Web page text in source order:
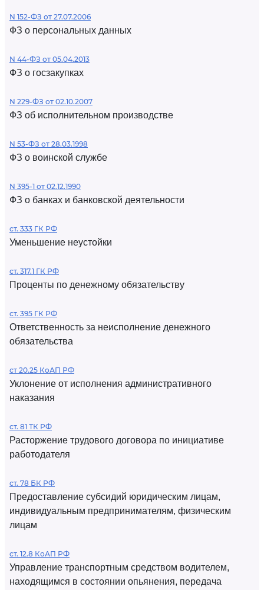
N 152-ФЗ от 27.07.2006
ФЗ о персональных данных
N 44-ФЗ от 05.04.2013
ФЗ о госзакупках
N 229-ФЗ от 02.10.2007
ФЗ об исполнительном производстве
N 53-ФЗ от 28.03.1998
ФЗ о воинской службе
N 395-1 от 02.12.1990
ФЗ о банках и банковской деятельности
ст. 333 ГК РФ
Уменьшение неустойки
ст. 317.1 ГК РФ
Проценты по денежному обязательству
ст. 395 ГК РФ
Ответственность за неисполнение денежного
обязательства
ст 20.25 КоАП РФ
Уклонение от исполнения административного
наказания
ст. 81 ТК РФ
Расторжение трудового договора по инициативе
работодателя
ст. 78 БК РФ
Предоставление субсидий юридическим лицам,
индивидуальным предпринимателям, физическим
лицам
ст. 12.8 КоАП РФ
Управление транспортным средством водителем,
находящимся в состоянии опьянения, передача